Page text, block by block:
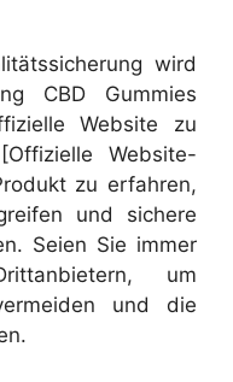
wird
CBD Gummies
Website zu
Website-
zu erfahren,
und sichere
Seien Sie immer
um
und die